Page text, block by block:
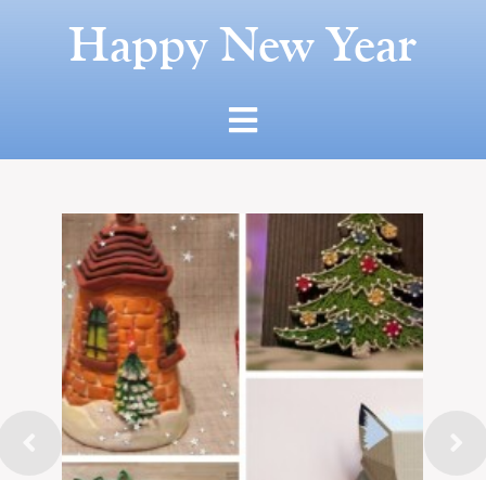
Happy New Year